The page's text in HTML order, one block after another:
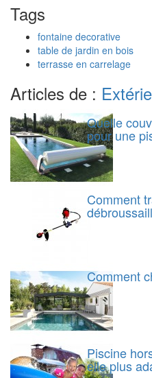
Tags
fontaine decorative
table de jardin en bois
terrasse en carrelage
Articles de :
Quelle
pour une
Comment
Comment
Piscine
elle plus